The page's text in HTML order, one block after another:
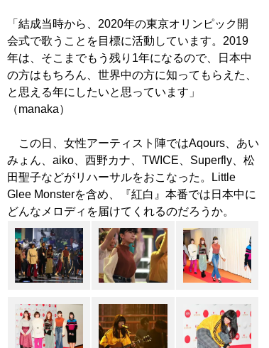
「結成当時から、2020年の東京オリンピック開
会式で歌うことを目標に活動しています。2019
年は、そこまでもう残り1年になるので、日本中
の方はもちろん、世界中の方に知ってもらえた、
と思える年にしたいと思っています」
（manaka）
この日、女性アーティスト陣ではAqours、あい
みょん、aiko、西野カナ、TWICE、Superfly、松
田聖子などがリハーサルをおこなった。Little
Glee Monsterを含め、『紅白』本番では日本中に